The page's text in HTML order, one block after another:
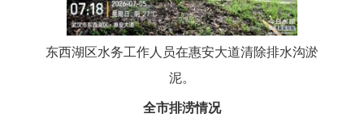
东西湖区水务工作人员在惠安大道清除排水沟淤
泥。
全市排涝情况